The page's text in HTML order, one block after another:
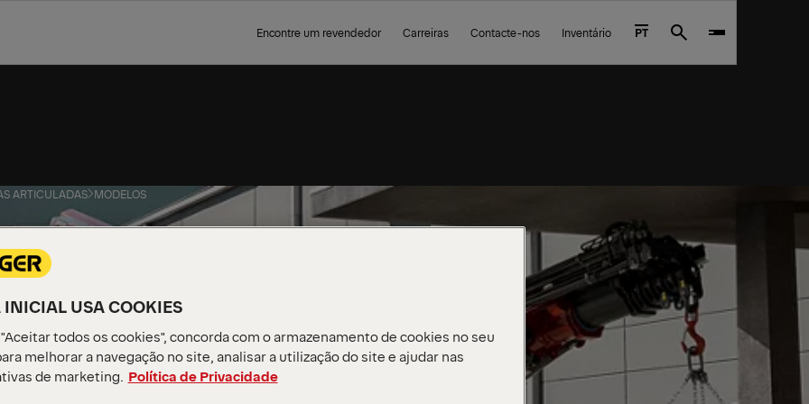
Encontre um revendedor Carreiras Contacte-nos Inventário PT Search
ARTICULADAS MODELOS
DO
USA COOKIES
todos os cookies", concorda com o armazenamento de cookies no seu
melhorar a navegação no site, analisar a utilização do site e ajudar nas
de marketing. Política de Privacidade